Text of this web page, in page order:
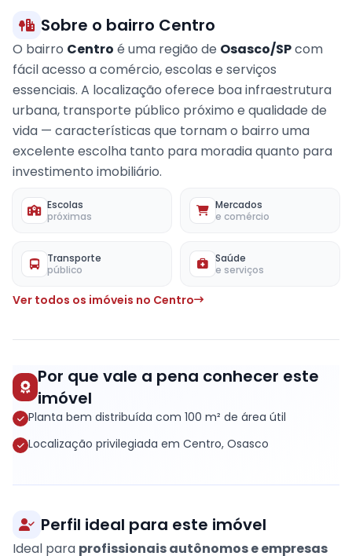
Sobre o bairro Centro
O bairro Centro é uma região de Osasco/SPcom
fácil acesso a comércio, escolas e serviços
essenciais. A localização oferece boa infraestrutura
urbana, transporte público próximo e qualidade de
vida — características que tornam o bairro uma
excelente escolha tanto para moradia quanto para
investimento imobiliário.
Escolas
próximas
Mercados
e comércio
Transporte
público
Saúde
e serviços
Ver todos os imóveis no Centro
Por que vale a pena conhecer este
imóvel
Planta bem distribuída com 100 m² de área útil
Localização privilegiada em Centro, Osasco
Perfil ideal para este imóvel
Ideal para profissionais autônomos e empresas